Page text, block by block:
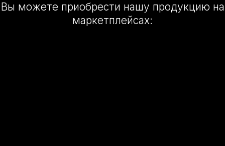
Вы можете приобрести нашу продукцию на
маркетплейсах: